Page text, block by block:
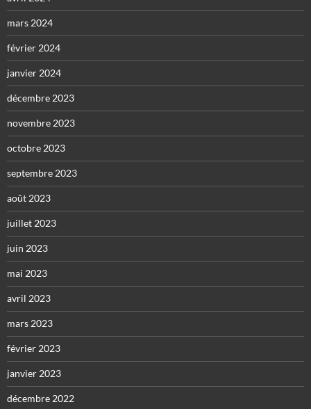
mars 2024
février 2024
janvier 2024
décembre 2023
novembre 2023
octobre 2023
septembre 2023
août 2023
juillet 2023
juin 2023
mai 2023
avril 2023
mars 2023
février 2023
janvier 2023
décembre 2022